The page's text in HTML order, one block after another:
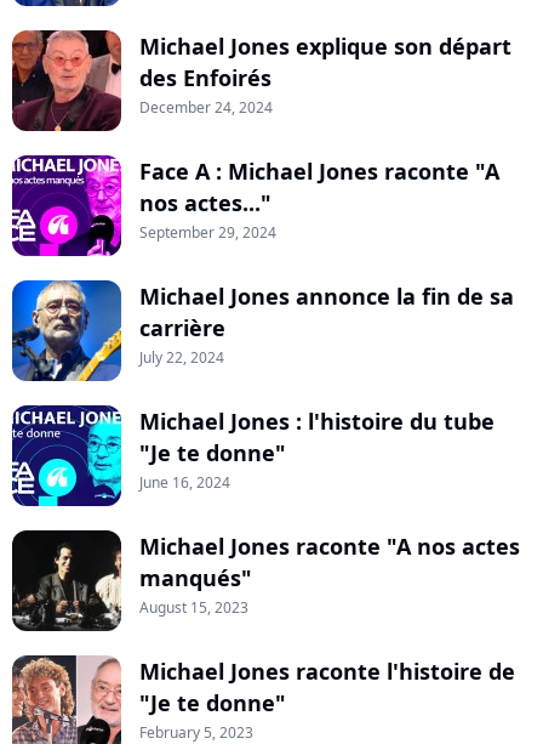
Michael Jones explique son départ
des Enfoirés
December 24, 2024
Face A : Michael Jones raconte "A
nos actes..."
September 29, 2024
Michael Jones annonce la fin de sa
carrière
July 22, 2024
Michael Jones : l'histoire du tube
"Je te donne"
June 16, 2024
Michael Jones raconte "A nos actes
manqués"
August 15, 2023
Michael Jones raconte l'histoire de
"Je te donne"
February 5, 2023